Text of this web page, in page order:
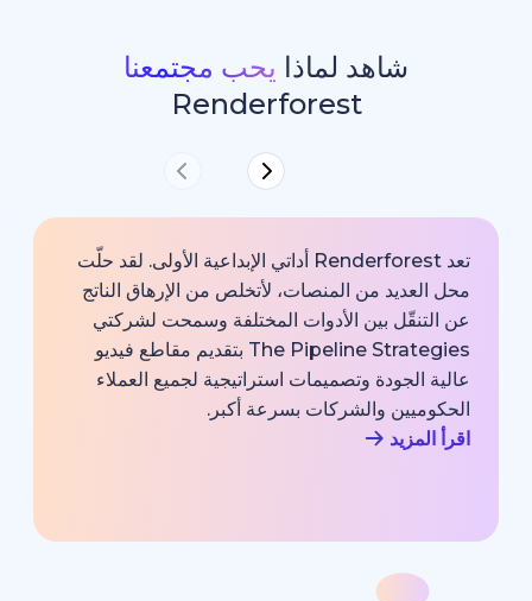
شاهد لماذايحب مجتمعنا
Renderforest
تعد Renderforest أداتي الإبداعية الأولى. لقد حلّت
من المنصات، لأتخلص من الإرهاق الناتج
بين الأدوات المختلفة وسمحت لشركتي
The Pipeline Strategies بتقديم مقاطع فيديو
وتصميمات استراتيجية لجميع العملاء
والشركات بسرعة أكبر.